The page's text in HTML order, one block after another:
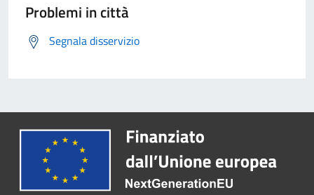
Problemi in città
Segnala disservizio